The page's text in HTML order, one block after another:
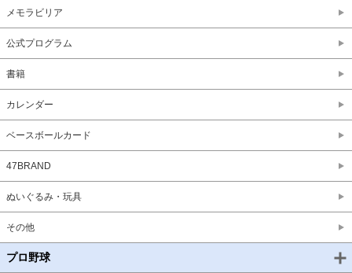
メモラビリア
公式プログラム
書籍
カレンダー
ベースボールカード
47BRAND
ぬいぐるみ・玩具
その他
プロ野球